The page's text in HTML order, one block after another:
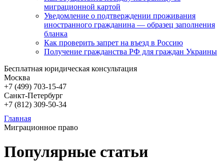
миграционной картой
Уведомление о подтверждении проживания
иностранного гражданина — образец заполнения
бланка
Как проверить запрет на въезд в Россию
Получение гражданства РФ для граждан Украины
Бесплатная юридическая консультация
Москва
+7 (499) 703-15-47
Санкт-Петербург
+7 (812) 309-50-34
Главная
Миграционное право
Популярные статьи